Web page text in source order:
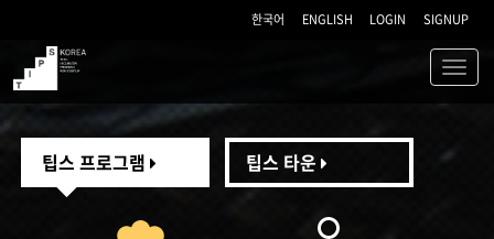
한국어 ENGLISH LOGIN SIGNUP
TIPS
팁스 프로그램 팁스 타운